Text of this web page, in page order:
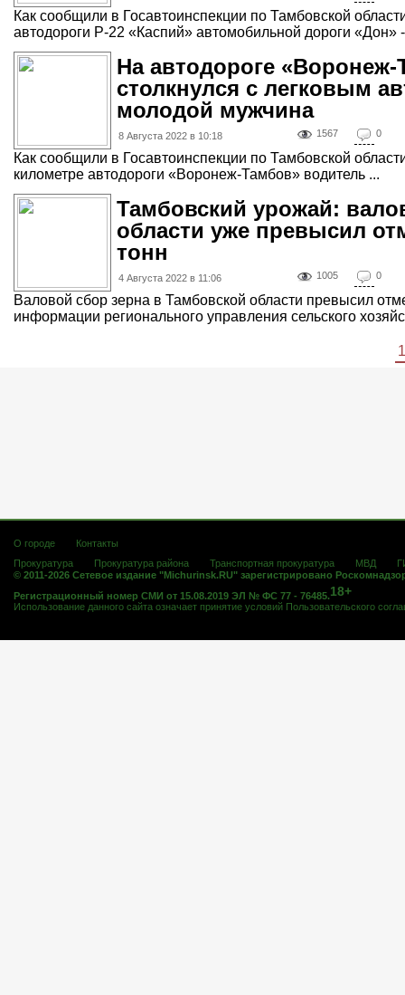
Как сообщили в Госавтоинспекции по Тамбовской
автодороги Р-22 «Каспий» автомобильной дороги «Дон»
На автодороге «Воронеж-
столкнулся с легковым
молодой мужчина
8 Августа 2022 в 10:18 1567 0
Как сообщили в Госавтоинспекции по Тамбовской
километре автодороги «Воронеж-Тамбов» водитель ...
Тамбовский урожай:
области уже превысил
тонн
4 Августа 2022 в 11:06 1005 0
Валовой сбор зерна в Тамбовской области превысил
информации регионального управления сельского
1
О городе
Контакты
Прокуратура
Прокуратура района Транспортная прокуратура МВД
© 2011-2026 Сетевое издание "Michurinsk.RU" зарегистрировано
Регистрационный номер СМИ от 15.08.2019 ЭЛ № ФС 77 - 76485.18+
Использование данного сайта означает принятие условий Пользовательского